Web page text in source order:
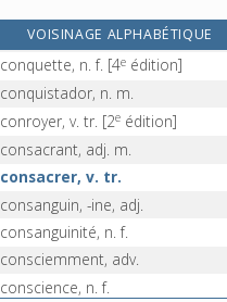
VOISINAGE ALPHABÉTIQUE
conquêter, v. tr.[5eédition]
conquette, n. f. [4e édition]
conquistador, n. m.
conroyer, v. tr. [2e édition]
consacrant, adj. m.
consacrer, v. tr.
consanguin, -ine, adj.
consanguinité, n. f.
consciemment, adv.
conscience, n. f.